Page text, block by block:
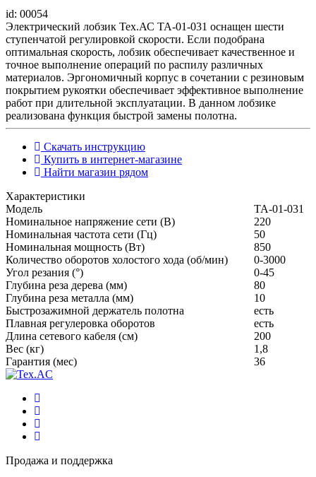
id: 00054
Электрический лобзик Тех.АС ТА-01-031 оснащен шести
ступенчатой регулировкой скорости. Если подобрана
оптимальная скорость, лобзик обеспечивает качественное и
точное выполнение операций по распилу различных
материалов. Эргономичный корпус в сочетании с резиновым
покрытием рукоятки обеспечивает эффективное выполнение
работ при длительной эксплуатации. В данном лобзике
реализована функция быстрой замены полотна.
Скачать инструкцию
Купить в интернет-магазине
Найти магазин рядом
Характеристики
Модель
ТА-01-031
Номинальное напряжение сети (В)
220
Номинальная частота сети (Гц)
50
Номинальная мощность (Вт)
850
Количество оборотов холостого хода (об/мин)
0-3000
Угол резания (°)
0-45
Глубина реза дерева (мм)
80
Глубина реза металла (мм)
10
Быстрозажимной держатель полотна
есть
Плавная регулеровка оборотов
есть
Длина сетевого кабеля (см)
200
Вес (кг)
1,8
Гарантия (мес)
36
Продажа и поддержка